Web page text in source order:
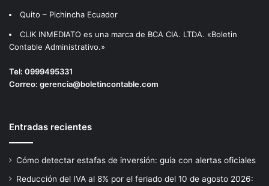
Quito – Pichincha Ecuador
CLIK INMEDIATO es una marca de BCA CIA. LTDA. «Boletin
Contable Administrativo.»
Tel: 0999495331
Correo: gerencia@boletincontable.com
Entradas recientes
Cómo detectar estafas de inversión: guía con alertas oficiales
Reducción del IVA al 8% por el feriado del 10 de agosto 2026: